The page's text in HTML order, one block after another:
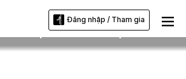
Đăng nhập / Tham gia
sạn thân thiện với